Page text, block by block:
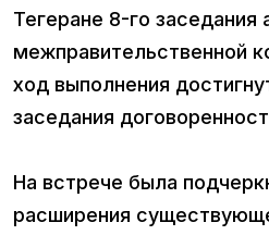
Тегеране 8-го заседания
межправительственной
ход выполнения
заседания
На встрече была
расширения